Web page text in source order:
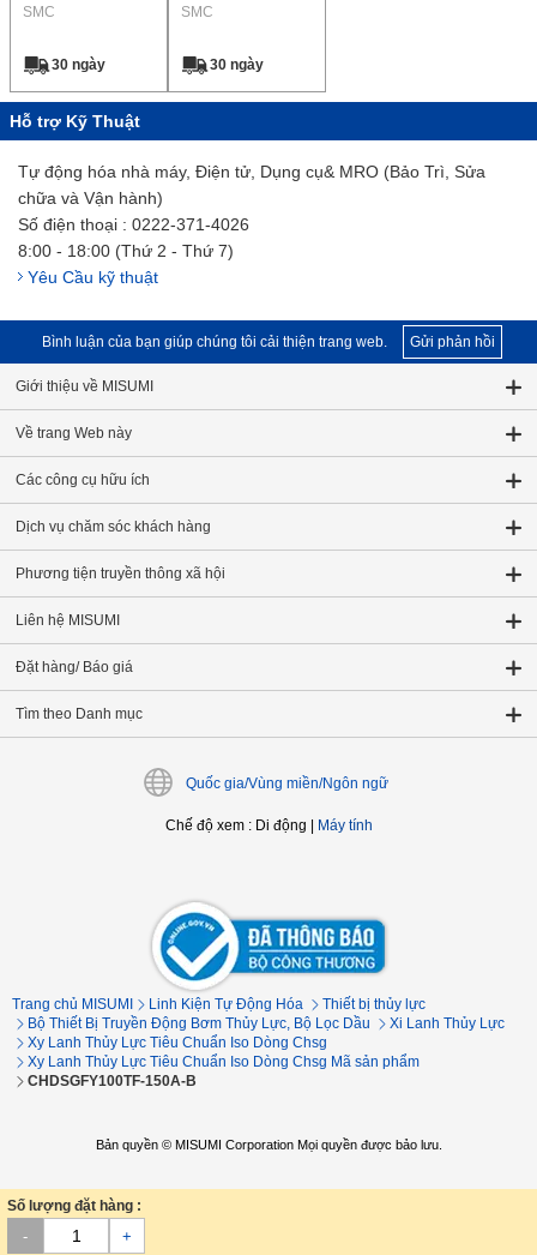
Chuẩn Jis, Tác
Đơn Ch2E / Ch2F /
SMC
30 ngày
SMC
30 ngày
Hỗ trợ Kỹ Thuật
Tự động hóa nhà máy, Điện tử, Dụng cụ& MRO (Bảo Trì, Sửa
chữa và Vận hành)
Số điện thoại : 0222-371-4026
8:00 - 18:00 (Thứ 2 - Thứ 7)
Yêu Cầu kỹ thuật
Bình luận của bạn giúp chúng tôi cải thiện trang web. Gửi phản hồi
Giới thiệu về MISUMI
Về trang Web này
Các công cụ hữu ích
Dịch vụ chăm sóc khách hàng
Phương tiện truyền thông xã hội
Liên hệ MISUMI
Đặt hàng/ Báo giá
Tìm theo Danh mục
Quốc gia/Vùng miền/Ngôn ngữ
Chế độ xem: Di động Máy tính
Trang chủ MISUMI Linh Kiện Tự Động Hóa
Thiết bị thủy lực
Bộ Thiết Bị Truyền Động Bơm Thủy Lực, Bộ Lọc Dầu
Xi Lanh Thủy Lực
Xy Lanh Thủy Lực Tiêu Chuẩn Iso Dòng Chsg
Xy Lanh Thủy Lực Tiêu Chuẩn Iso Dòng Chsg Mã sản phẩm
CHDSGFY100TF-150A-B
Bản quyền © MISUMI Corporation Mọi quyền được bảo lưu.
Số lượng đặt hàng :
- +